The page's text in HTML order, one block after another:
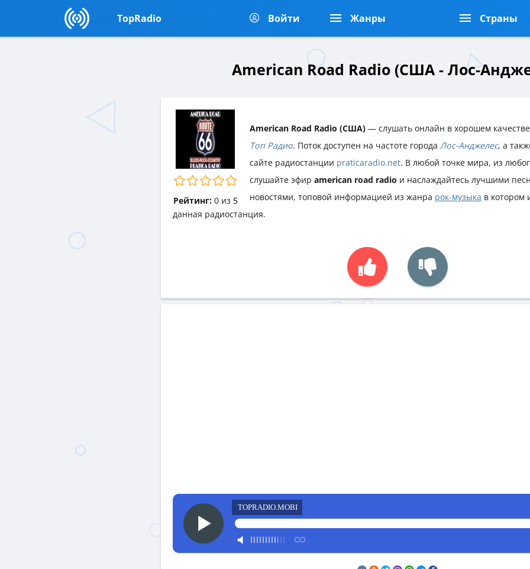
TopRadio Войти Жанры Страны
American Road Radio (США - Лос-
Рейтинг: 0из 5
American Road Radio (США) — слушать онлайн в хорошем
Топ Радио. Поток доступен на частоте города Лос-Анджелес, а
сайте радиостанции praticaradio.net. В любой точке мира, из
слушайте эфир american road radio и наслаждайтесь лучшими
новостями, топовой информацией из жанра рок-музыка в котором
данная радиостанция.
TOPRADIO.MOBI